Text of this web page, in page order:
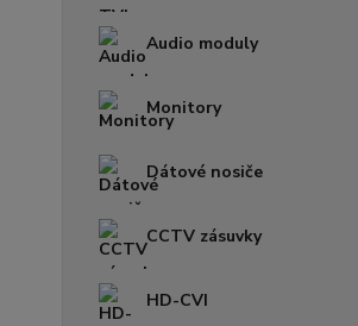
Audio moduly
Monitory
Dátové nosiče
CCTV zásuvky
HD-CVI